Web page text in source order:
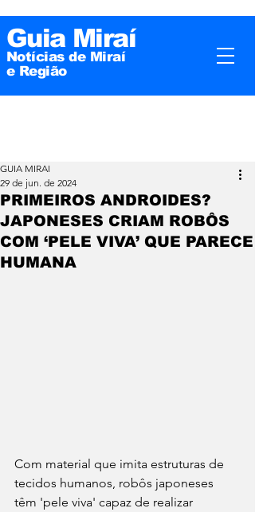
Guia Miraí
Notícias de Miraí
e Região
PRIMEIROS ANDROIDES?
JAPONESES CRIAM ROBÔS
COM ‘PELE VIVA’ QUE PARECE
HUMANA
GUIA MIRAI
29 de jun. de 2024
Com material que imita estruturas de
tecidos humanos, robôs japoneses
têm 'pele viva' capaz de realizar